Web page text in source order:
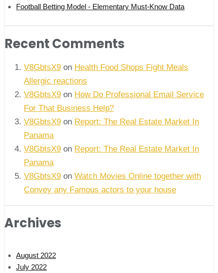
Football Betting Model - Elementary Must-Know Data
Recent Comments
V8GbtsX9 on Health Food Shops Fight Meals
Allergic reactions
V8GbtsX9 on How Do Professional Email Service
For That Business Help?
V8GbtsX9 on Report: The Real Estate Market In
Panama
V8GbtsX9 on Report: The Real Estate Market In
Panama
V8GbtsX9 on Watch Movies Online together with
Convey any Famous actors to your house
Archives
August 2022
July 2022